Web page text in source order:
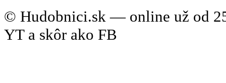
© Hudobnici.sk — online už od
YT a skôr ako FB